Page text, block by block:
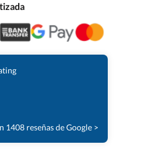
1408 reseñas de Google >